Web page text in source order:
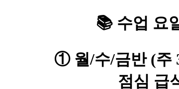
📚 수업 요
① 월/수/금반 (주
점심 급